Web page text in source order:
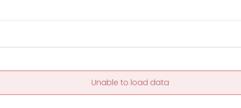
Unable to load data